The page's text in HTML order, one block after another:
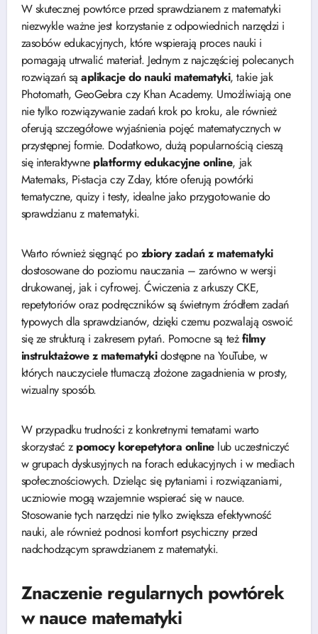
W skutecznej powtórce przed sprawdzianem z matematyki
niezwykle ważne jest korzystanie z odpowiednich narzędzi i
zasobów edukacyjnych, które wspierają proces nauki i
pomagają utrwalić materiał. Jednym z najczęściej polecanych
rozwiązań sąaplikacje do nauki matematyki, takie jak
Photomath, GeoGebra czy Khan Academy. Umożliwiają one
nie tylko rozwiązywanie zadań krok po kroku, ale również
oferują szczegółowe wyjaśnienia pojęć matematycznych w
przystępnej formie. Dodatkowo, dużą popularnością cieszą
się interaktywne platformy edukacyjne online, jak
Matemaks, Pi-stacja czy Zday, które oferują powtórki
tematyczne, quizy i testy, idealne jako przygotowanie do
sprawdzianu z matematyki.
Warto również sięgnąć pozbiory zadań z matematyki
dostosowane do poziomu nauczania – zarówno w wersji
drukowanej, jak i cyfrowej. Ćwiczenia z arkuszy CKE,
repetytoriów oraz podręczników są świetnym źródłem zadań
typowych dla sprawdzianów, dzięki czemu pozwalają oswoić
się ze strukturą i zakresem pytań. Pomocne są teżfilmy
instruktażowe z matematykidostępne na YouTube, w
których nauczyciele tłumaczą złożone zagadnienia w prosty,
wizualny sposób.
W przypadku trudności z konkretnymi tematami warto
skorzystać z pomocy korepetytora onlinelub uczestniczyć
w grupach dyskusyjnych na forach edukacyjnych i w mediach
społecznościowych. Dzieląc się pytaniami i rozwiązaniami,
uczniowie mogą wzajemnie wspierać się w nauce.
Stosowanie tych narzędzi nie tylko zwiększa efektywność
nauki, ale również podnosi komfort psychiczny przed
nadchodzącym sprawdzianem z matematyki.
Znaczenie regularnych powtórek
w nauce matematyki